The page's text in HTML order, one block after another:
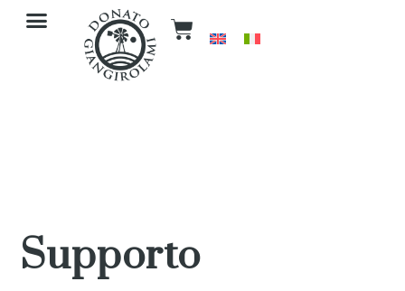
Supporto